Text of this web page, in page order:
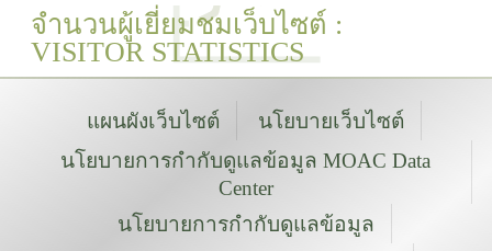
จำนวนผู้เยี่ยมชมเว็บไซต์ :
VISITOR STATISTICS
แผนผังเว็บไซต์
นโยบายเว็บไซต์
นโยบายการกำกับดูแลข้อมูล MOAC Data
Center
นโยบายการกำกับดูแลข้อมูล